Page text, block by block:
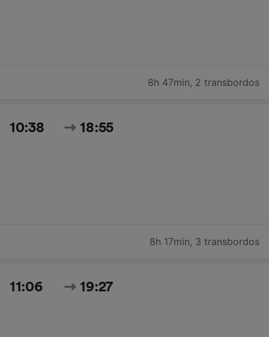
8h 47min, 2 transbordos
10:38 18:55
8h 17min, 3 transbordos
11:06 19:27